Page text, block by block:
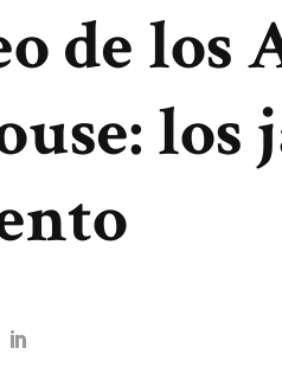
de los
los